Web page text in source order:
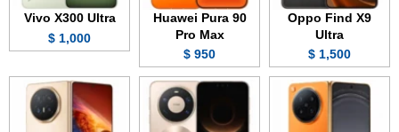
Oppo Find X9
Ultra
1,500 $
Huawei Pura 90
Pro Max
950 $
Vivo X300 Ultra
1,000 $